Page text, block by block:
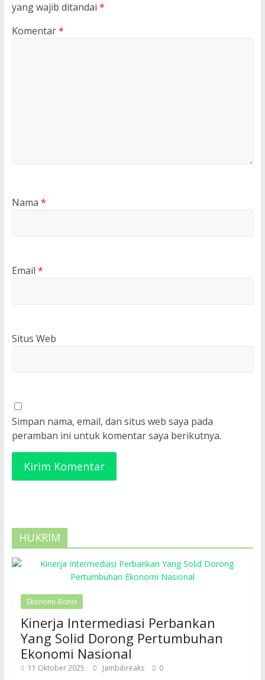
yang wajib ditandai *
Komentar*
Nama *
Email *
Situs Web
Simpan nama, email, dan situs web saya pada
peramban ini untuk komentar saya berikutnya.
HUKRIM
Ekonomi Bisnis
Kinerja Intermediasi Perbankan
Yang Solid Dorong Pertumbuhan
Ekonomi Nasional
11 Oktober 2025 Jambibreaks 0